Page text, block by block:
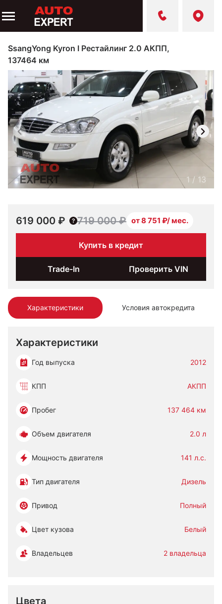
SsangYong Kyron I Рестайлинг 2.0 АКПП,
137464 км
Характеристики Условия автокредита
Характеристики
Год выпуска 2012
КПП АКПП
Пробег 137 464 км
Объем двигателя 2.0 л
Мощность двигателя 141 л.с.
Тип двигателя Дизель
Привод Полный
Цвет кузова Белый
Владельцев 2 владельца
Цвета
1 / 13
619 000 ₽ 719 000 ₽ от 8 751 ₽/ мес.
Купить в кредит
Trade-In Проверить VIN